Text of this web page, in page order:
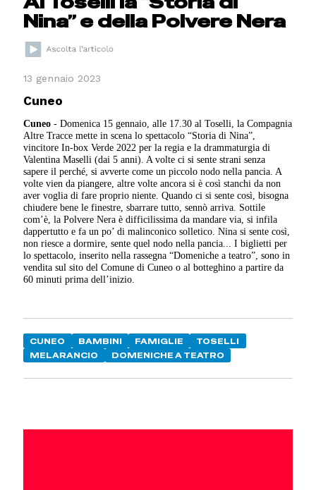
Nina” e della Polvere Nera
13 gennaio 2023
Cuneo
Cuneo - Domenica 15 gennaio, alle 17.30 al Toselli, la Compagnia
Altre Tracce mette in scena lo spettacolo “Storia di Nina”,
vincitore In-box Verde 2022 per la regia e la drammaturgia di
Valentina Maselli (dai 5 anni). A volte ci si sente strani senza
sapere il perché, si avverte come un piccolo nodo nella pancia. A
volte vien da piangere, altre volte ancora si è così stanchi da non
aver voglia di fare proprio niente. Quando ci si sente così, bisogna
chiudere bene le finestre, sbarrare tutto, sennò arriva. Sottile
com’è, la Polvere Nera è difficilissima da mandare via, si infila
dappertutto e fa un po’ di malinconico solletico. Nina si sente così,
non riesce a dormire, sente quel nodo nella pancia... I biglietti per
lo spettacolo, inserito nella rassegna “Domeniche a teatro”, sono in
vendita sul sito del Comune di Cuneo o al botteghino a partire da
60 minuti prima dell’inizio.
CUNEO BAMBINI FAMIGLIE
TOSELLI
MELARANCIO
DOMENICHE A TEATRO